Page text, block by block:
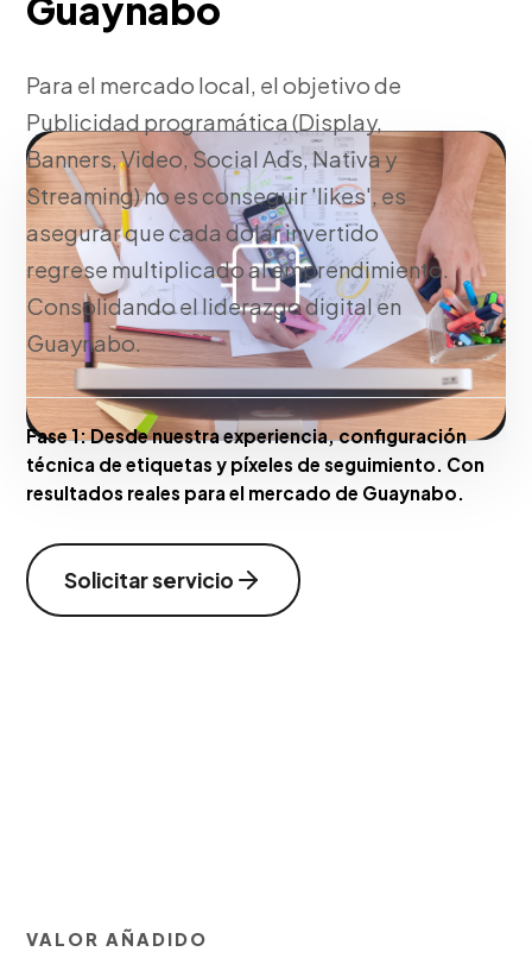
Guaynabo
Para el mercado local, el objetivo de
Publicidad programática (Display,
Banners, Video, Social Ads, Nativa y
Streaming) no es conseguir 'likes', es
asegurar que cada dólar invertido
regrese multiplicado al emprendimiento.
Consolidando el liderazgo digital en
Guaynabo.
Fase 1:Desde nuestra experiencia, configuración
técnica de etiquetas y píxeles de seguimiento. Con
resultados reales para el mercado de Guaynabo.
Solicitar servicio
VALOR AÑADIDO